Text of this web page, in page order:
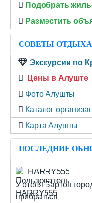
Подобрать
Разместить
СОВЕТЫ
Экскурсии по
Цены в Алуште
Фото Алушты
Каталог
Карта Алушты
ПОСЛЕДНИЕ
HARRY555
У отеля Бартон
прибраться